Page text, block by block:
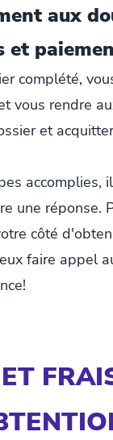
aux
et
complété,
vous rendre
et
accomplies,
une réponse.
côté
faire appel